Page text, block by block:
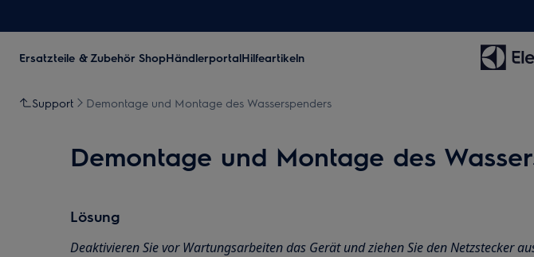
Ersatzteile & Zubehör ShopHändlerportalHilfeartikeln
Support Demontage und Montage des Wasserspenders
Demontage und Montage des
Lösung
Deaktivieren Sie vor Wartungsarbeiten das Gerät und ziehen Sie den Netzstecker